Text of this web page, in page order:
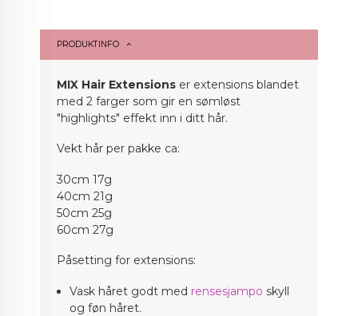
PRODUKTINFO
MIX Hair Extensions er extensions blandet
med 2 farger som gir en sømløst
"highlights" effekt inn i ditt hår.
Vekt hår per pakke ca:
30cm 17g
40cm 21g
50cm 25g
60cm 27g
Påsetting for extensions:
Vask håret godt med rensesjampo skyll
og føn håret.